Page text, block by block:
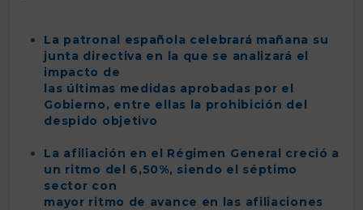
La patronal española celebrará mañana su
junta directiva en la que se analizará el
impacto de
las últimas medidas aprobadas por el
Gobierno, entre ellas la prohibición del
despido objetivo
La afiliación en el Régimen General creció a
un ritmo del 6,50%, siendo el séptimo
sector con
mayor ritmo de avance en las afiliaciones